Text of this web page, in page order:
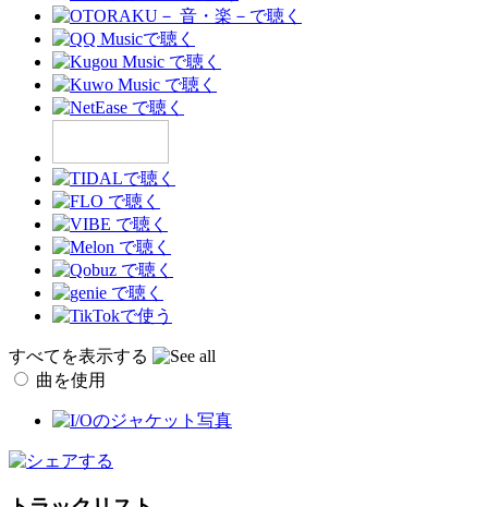
すべてを表示する
曲を使用